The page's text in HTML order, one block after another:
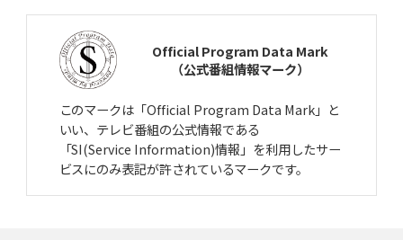
Official Program Data Mark
（公式番組情報マーク）
このマークは「Official Program Data Mark」と
いい、テレビ番組の公式情報である
「SI(Service Information)情報」を利用したサー
ビスにのみ表記が許されているマークです。